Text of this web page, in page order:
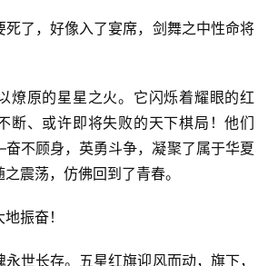
死了，好像入了宴席，剑舞之中性命将
燎原的星星之火。它闪烁着耀眼的红
断、或许即将失败的天下棋局！他们
顾身，英勇斗争，凝聚了属于华夏
震荡，仿佛回到了青春。
振奋！
世长存。五星红旗迎风而动，旗下，